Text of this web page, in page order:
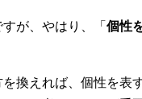
が、やはり、「 個性
換えれば、個性を表